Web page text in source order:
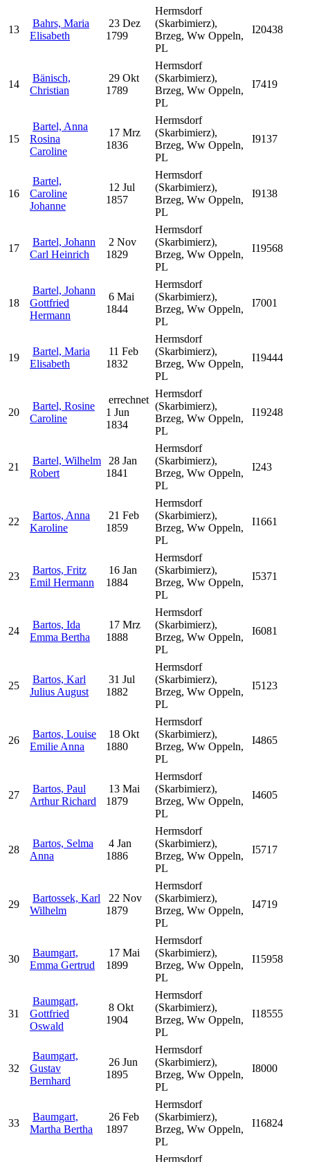
13
Bahrs, Maria
Elisabeth
23 Dez
1799
Hermsdorf
(Skarbimierz),
Brzeg, Ww Oppeln,
PL
I20438
14
Bänisch,
Christian
29 Okt
1789
Hermsdorf
(Skarbimierz),
Brzeg, Ww Oppeln,
PL
I7419
15
Bartel, Anna
Rosina
Caroline
17 Mrz
1836
Hermsdorf
(Skarbimierz),
Brzeg, Ww Oppeln,
PL
I9137
16
Bartel,
Caroline
Johanne
12 Jul
1857
Hermsdorf
(Skarbimierz),
Brzeg, Ww Oppeln,
PL
I9138
17
Bartel, Johann
Carl Heinrich
2 Nov
1829
Hermsdorf
(Skarbimierz),
Brzeg, Ww Oppeln,
PL
I19568
18
Bartel, Johann
Gottfried
Hermann
6 Mai
1844
Hermsdorf
(Skarbimierz),
Brzeg, Ww Oppeln,
PL
I7001
19
Bartel, Maria
Elisabeth
11 Feb
1832
Hermsdorf
(Skarbimierz),
Brzeg, Ww Oppeln,
PL
I19444
20
Bartel, Rosine
Caroline
errechnet
1 Jun
1834
Hermsdorf
(Skarbimierz),
Brzeg, Ww Oppeln,
PL
I19248
21
Bartel, Wilhelm
Robert
28 Jan
1841
Hermsdorf
(Skarbimierz),
Brzeg, Ww Oppeln,
PL
I243
22
Bartos, Anna
Karoline
21 Feb
1859
Hermsdorf
(Skarbimierz),
Brzeg, Ww Oppeln,
PL
I1661
23
Bartos, Fritz
Emil Hermann
16 Jan
1884
Hermsdorf
(Skarbimierz),
Brzeg, Ww Oppeln,
PL
I5371
24
Bartos, Ida
Emma Bertha
17 Mrz
1888
Hermsdorf
(Skarbimierz),
Brzeg, Ww Oppeln,
PL
I6081
25
Bartos, Karl
Julius August
31 Jul
1882
Hermsdorf
(Skarbimierz),
Brzeg, Ww Oppeln,
PL
I5123
26
Bartos, Louise
Emilie Anna
18 Okt
1880
Hermsdorf
(Skarbimierz),
Brzeg, Ww Oppeln,
PL
I4865
27
Bartos, Paul
Arthur Richard
13 Mai
1879
Hermsdorf
(Skarbimierz),
Brzeg, Ww Oppeln,
PL
I4605
28
Bartos, Selma
Anna
4 Jan
1886
Hermsdorf
(Skarbimierz),
Brzeg, Ww Oppeln,
PL
I5717
29
Bartossek, Karl
Wilhelm
22 Nov
1879
Hermsdorf
(Skarbimierz),
Brzeg, Ww Oppeln,
PL
I4719
30
Baumgart,
Emma Gertrud
17 Mai
1899
Hermsdorf
(Skarbimierz),
Brzeg, Ww Oppeln,
PL
I15958
31
Baumgart,
Gottfried
Oswald
8 Okt
1904
Hermsdorf
(Skarbimierz),
Brzeg, Ww Oppeln,
PL
I18555
32
Baumgart,
Gustav
Bernhard
26 Jun
1895
Hermsdorf
(Skarbimierz),
Brzeg, Ww Oppeln,
PL
I8000
33
Baumgart,
Martha Bertha
26 Feb
1897
Hermsdorf
(Skarbimierz),
Brzeg, Ww Oppeln,
PL
I16824
Hermsdorf